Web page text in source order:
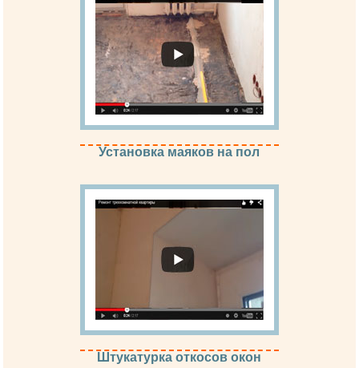
Установка маяков на пол
Штукатурка откосов окон